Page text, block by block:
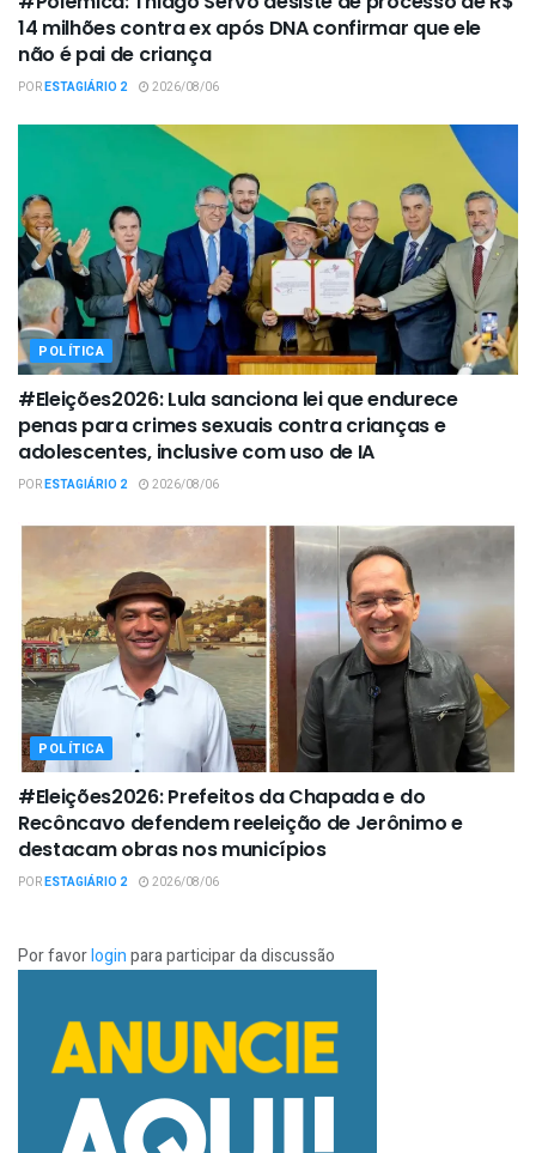
14 milhões contra ex após DNA confirmar que ele
não é pai de criança
PORESTAGIÁRIO 2 2026/08/06
POLÍTICA
#Eleições2026: Lula sanciona lei que endurece
penas para crimes sexuais contra crianças e
adolescentes, inclusive com uso de IA
PORESTAGIÁRIO 2 2026/08/06
POLÍTICA
#Eleições2026: Prefeitos da Chapada e do
Recôncavo defendem reeleição de Jerônimo e
destacam obras nos municípios
PORESTAGIÁRIO 2 2026/08/06
Por favorloginpara participar da discussão